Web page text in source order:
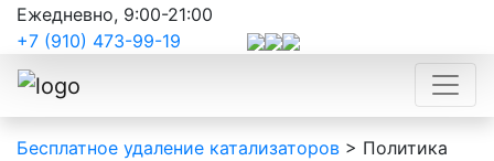
Ежедневно, 9:00-21:00
+7 (910) 473-99-19
Бесплатное удаление катализаторов > Политика